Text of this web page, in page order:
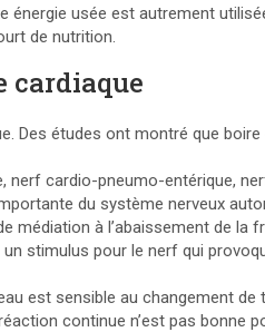
énergie usée est autrement
de nutrition.
cardiaque
Des études ont montré que
nerf cardio-pneumo-entérique,
du système nerveux
à l’abaissement de la
stimulus pour le nerf qui
est sensible au changement de
continue n’est pas bonne